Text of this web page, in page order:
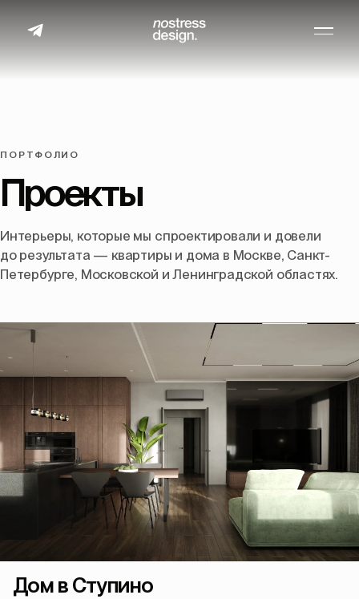
ПОРТФОЛИО
Проекты
Интерьеры, которые мы спроектировали и довели
до результата — квартиры и дома в Москве, Санкт-
Петербурге, Московской и Ленинградской областях.
Дом в Ступино